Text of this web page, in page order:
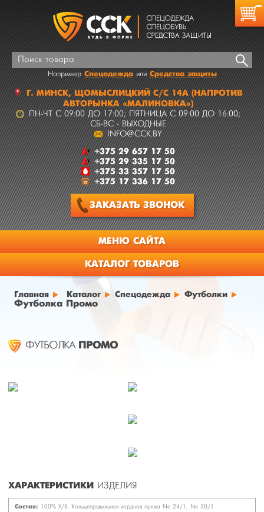
НапримерСпецодежда илиСредства защиты
Г.МИНСК,ЩОМЫСЛИЦКИЙ С/С 14А(НАПРОТИВ
АВТОРЫНКА «МАЛИНОВКА»)
ПН-ЧТ C 09:00 ДО 17:00; ПЯТНИЦА C 09:00 ДО 16:00;
СБ-ВС - ВЫХОДНЫЕ
INFO@CCK.BY
+375 29 657 17 50
+375 29 335 17 50
+375 33 357 17 50
+375 17 336 17 50
ЗАКАЗАТЬ ЗВОНОК
МЕНЮ САЙТА
КАТАЛОГ ТОВАРОВ
Главная Каталог Спецодежда Футболки
Футболка Промо
ФУТБОЛКА ПРОМО
ХАРАКТЕРИСТИКИ ИЗДЕЛИЯ
Состав: 100% Х/Б. Кольцепрядильная кардная пряжа Ne 24/1, Ne 30/1